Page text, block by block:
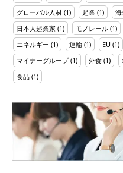
グローバル人材 (1) 起業 (1)
日本人起業家 (1) モノレール (1)
エネルギー (1) 運輸 (1) EU (1)
マイナーグループ(1) 外食 (1)
食品 (1)